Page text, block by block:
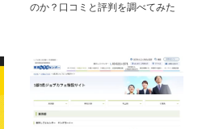
のか？口コミと評判を調べてみた